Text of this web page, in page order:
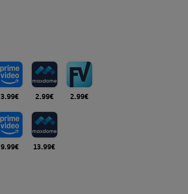
3.99€ 2.99€ 2.99€
9.99€ 13.99€